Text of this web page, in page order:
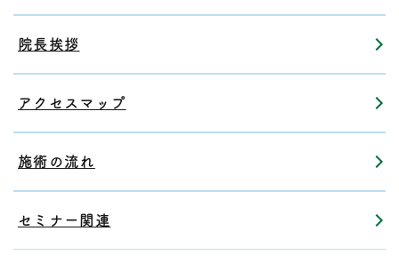
院長挨拶
アクセスマップ
施術の流れ
セミナー関連